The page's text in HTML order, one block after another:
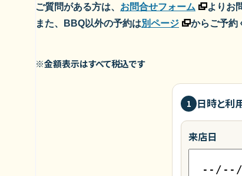
ご質問がある方は、 お問合せフォーム
よりお
また、BBQ以外の予約は別ページ からご予約
※金額表示はすべて税込です
1 日時と利
来店日